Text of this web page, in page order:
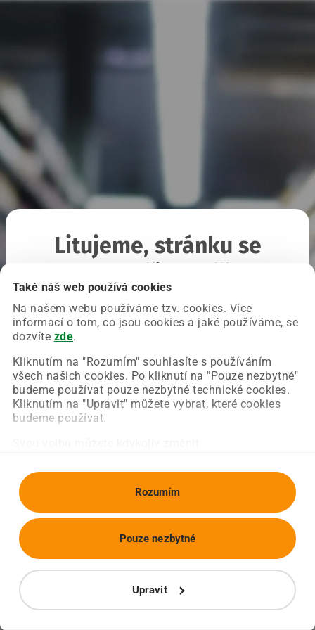
Také náš web používá cookies
Na našem webu používáme tzv. cookies. Více
informací o tom, co jsou cookies a jaké používáme, se
dozvíte zde.
Kliknutím na "Rozumím" souhlasíte s používáním
všech našich cookies. Po kliknutí na "Pouze nezbytné"
budeme používat pouze nezbytné technické cookies.
Kliknutím na "Upravit" můžete vybrat, které cookies
budeme používat.
Rozumím
Upravit
Pouze nezbytné
Litujeme, stránku se
Chyba nastala na naší straně a už ji opravujeme.
Zkuste prosím znovu načíst požadovanou stránku.
Obnovit stránku Úvodní strana